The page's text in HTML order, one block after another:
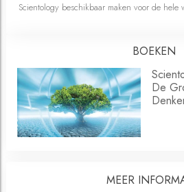
Scientology beschikbaar maken voor de hele
BOEKEN
De
MEER